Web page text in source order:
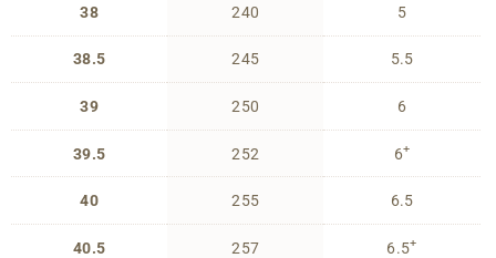
38
38.5
39
39.5
40
40.5
240
245
250
252
255
257
5
5.5
6
6+
6.5
6.5+